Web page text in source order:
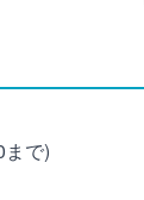
で)